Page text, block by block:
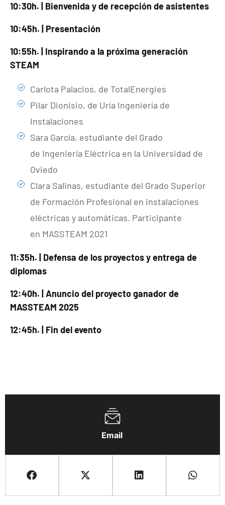
Email
10:30h. | Bienvenida y de recepción de asistentes
10:45h. | Presentación
10:55h. | Inspirando a la próxima generación
STEAM
Carlota Palacios, de TotalEnergies
Pilar Dionisio, de Uría Ingeniería de
Instalaciones
Sara García, estudiante del Grado
de Ingeniería Eléctrica en la Universidad de
Oviedo
Clara Salinas, estudiante del Grado Superior
de Formación Profesional en instalaciones
eléctricas y automáticas. Participante
en MASSTEAM 2021
11:35h. | Defensa de los proyectos y entrega de
diplomas
12:40h. | Anuncio del proyecto ganador de
MASSTEAM 2025
12:45h. | Fin del evento